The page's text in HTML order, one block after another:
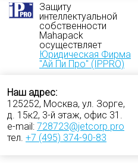
Защиту
интеллектуальной
собственности
Mahapack
осуществляет
Юридическая Фирма
"Ай Пи Про" (IPPRO)
Наш адрес:
125252, Москва, ул. Зорге,
д. 15к2, 3-й этаж, офис 31.
e-mail: 728723@jetcorp.pro
тел. +7 (495) 374-90-83